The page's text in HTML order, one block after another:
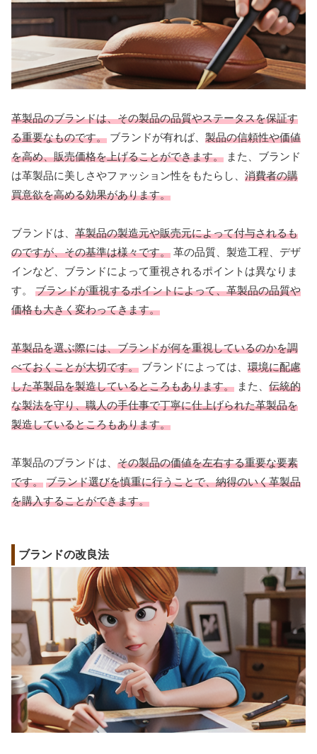
革製品のブランドは、その製品の品質やステータスを保証す
る重要なものです。 ブランドが有れば、 製品の信頼性や価値
を高め、販売価格を上げることができます。 また、ブランド
は革製品に美しさやファッション性をもたらし、 消費者の購
買意欲を高める効果があります。
ブランドは、 革製品の製造元や販売元によって付与されるも
のですが、その基準は様々です。 革の品質、製造工程、デザ
インなど、ブランドによって重視されるポイントは異なりま
す。 ブランドが重視するポイントによって、革製品の品質や
価格も大きく変わってきます。
革製品を選ぶ際には、ブランドが何を重視しているのかを調
べておくことが大切です。 ブランドによっては、 環境に配慮
した革製品を製造しているところもあります。 また、 伝統的
な製法を守り、職人の手仕事で丁寧に仕上げられた革製品を
製造しているところもあります。
革製品のブランドは、 その製品の価値を左右する重要な要素
です。 ブランド選びを慎重に行うことで、納得のいく革製品
を購入することができます。
ブランドの改良法